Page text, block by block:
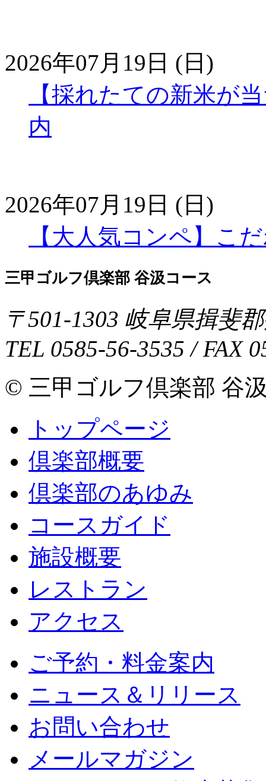
2026年07月19日 (日)
【採れたての新米が
内
2026年07月19日 (日)
【大人気コンペ】こ
三甲ゴルフ倶楽部 谷汲コース
〒501-1303 岐阜県揖斐
TEL 0585-56-3535 / FAX
© 三甲ゴルフ倶楽部 谷
トップページ
倶楽部概要
倶楽部のあゆみ
コースガイド
施設概要
レストラン
アクセス
ご予約・料金案内
ニュース＆リリース
お問い合わせ
メールマガジン